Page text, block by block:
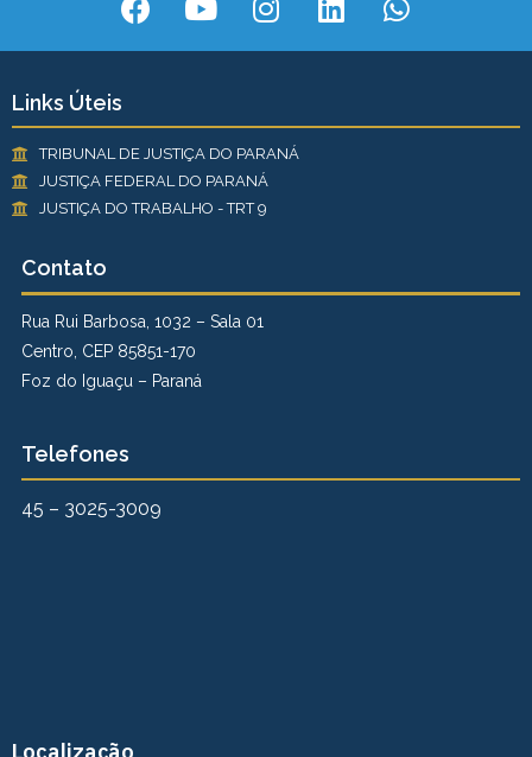
Links Úteis
TRIBUNAL DE JUSTIÇA DO PARANÁ
JUSTIÇA FEDERAL DO PARANÁ
JUSTIÇA DO TRABALHO - TRT 9
Contato
Rua Rui Barbosa, 1032 – Sala 01
Centro, CEP 85851-170
Foz do Iguaçu – Paraná
Telefones
45 – 3025-3009